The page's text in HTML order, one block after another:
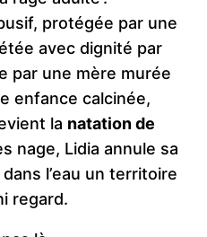
protégée par une
avec dignité par
par une mère murée
enfance calcinée,
la natation de
nage, Lidia annule sa
l’eau un territoire
regard.